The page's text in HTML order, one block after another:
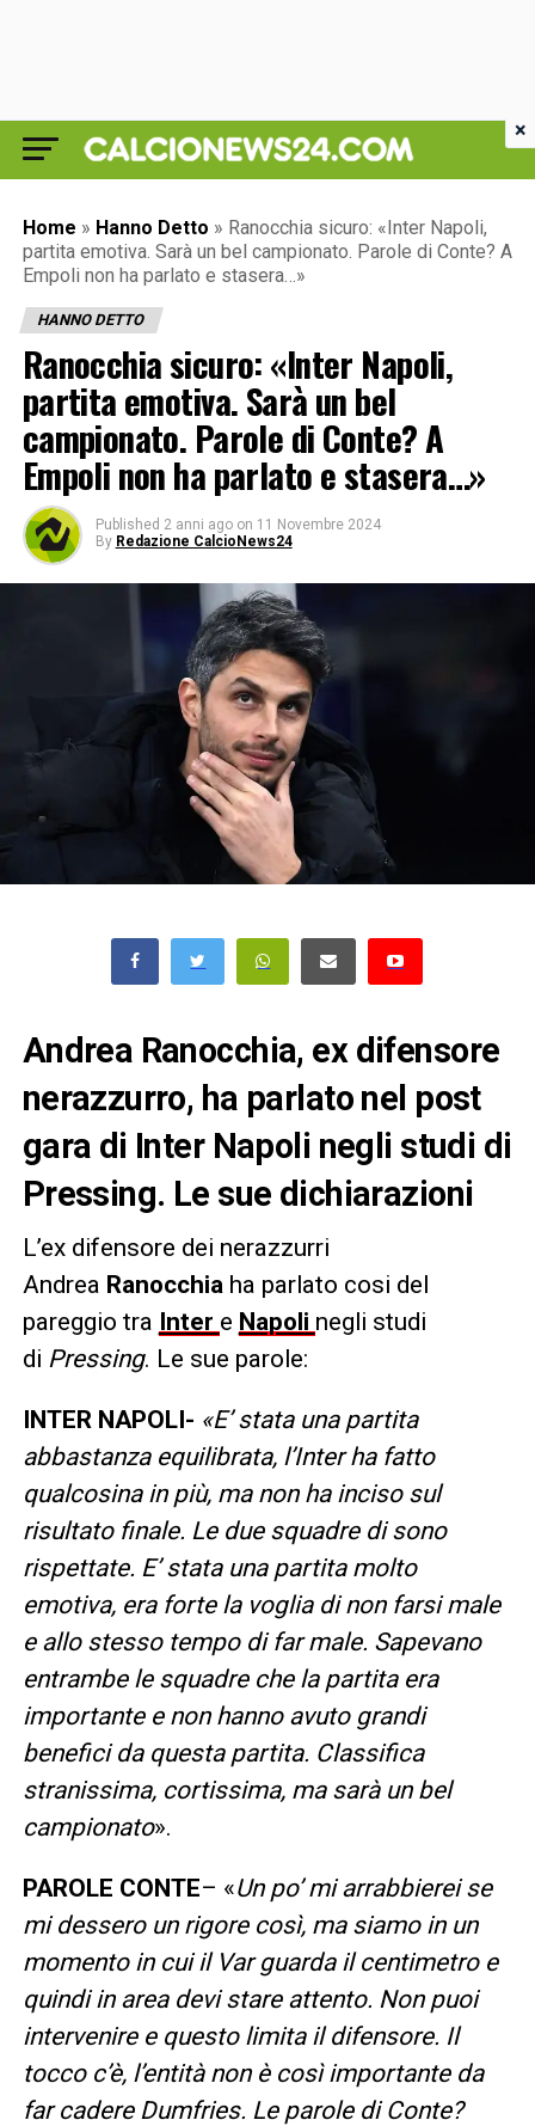
Home » Hanno Detto » Ranocchia sicuro: «Inter Napoli,
partita emotiva. Sarà un bel campionato. Parole di Conte? A
Empoli non ha parlato e stasera…»
HANNO DETTO
Ranocchia sicuro: «Inter Napoli,
partita emotiva. Sarà un bel
campionato. Parole di Conte? A
Empoli non ha parlato e stasera…»
Published 2 anni ago on 11 Novembre 2024
By Redazione CalcioNews24
Andrea Ranocchia, ex difensore
nerazzurro, ha parlato nel post
gara di Inter Napoli negli studi di
Pressing. Le sue dichiarazioni
L’ex difensore dei nerazzurri
Andrea Ranocchia ha parlato cosi del
pareggio tra Inter e Napoli negli studi
di Pressing. Le sue parole:
INTER NAPOLI- «E’ stata una partita
abbastanza equilibrata, l’Inter ha fatto
qualcosina in più, ma non ha inciso sul
risultato finale. Le due squadre di sono
rispettate. E’ stata una partita molto
emotiva, era forte la voglia di non farsi male
e allo stesso tempo di far male. Sapevano
entrambe le squadre che la partita era
importante e non hanno avuto grandi
benefici da questa partita. Classifica
stranissima, cortissima, ma sarà un bel
campionato».
PAROLE CONTE– «Un po’ mi arrabbierei se
mi dessero un rigore così, ma siamo in un
momento in cui il Var guarda il centimetro e
quindi in area devi stare attento. Non puoi
intervenire e questo limita il difensore. Il
tocco c’è, l’entità non è così importante da
far cadere Dumfries. Le parole di Conte?
×